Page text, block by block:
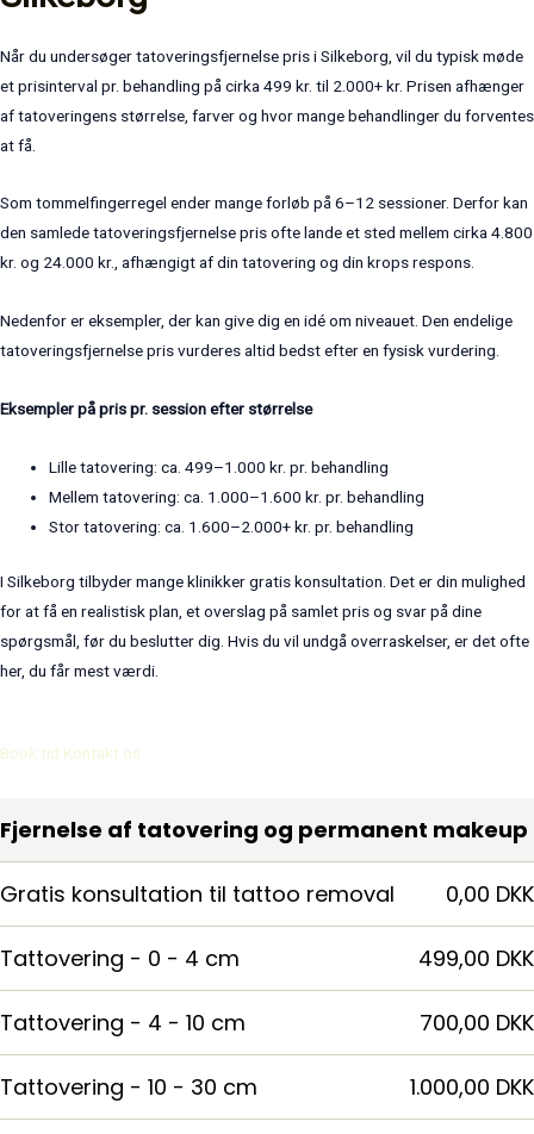
Når du undersøger tatoveringsfjernelse pris i Silkeborg, vil du typisk møde
et prisinterval pr. behandling på cirka 499 kr. til 2.000+ kr. Prisen afhænger
af tatoveringens størrelse, farver og hvor mange behandlinger du forventes
at få.
Som tommelfingerregel ender mange forløb på 6–12 sessioner. Derfor kan
den samlede tatoveringsfjernelse pris ofte lande et sted mellem cirka 4.800
kr. og 24.000 kr., afhængigt af din tatovering og din krops respons.
Nedenfor er eksempler, der kan give dig en idé om niveauet. Den endelige
tatoveringsfjernelse pris vurderes altid bedst efter en fysisk vurdering.
Eksempler på pris pr. session efter størrelse
Lille tatovering: ca. 499–1.000 kr. pr. behandling
Mellem tatovering: ca. 1.000–1.600 kr. pr. behandling
Stor tatovering: ca. 1.600–2.000+ kr. pr. behandling
I Silkeborg tilbyder mange klinikker gratis konsultation. Det er din mulighed
for at få en realistisk plan, et overslag på samlet pris og svar på dine
spørgsmål, før du beslutter dig. Hvis du vil undgå overraskelser, er det ofte
her, du får mest værdi.
Book tid Kontakt os
Fjernelse af tatovering og permanent makeup
Gratis konsultation til tattoo removal 0,00 DKK
Tattovering - 0 - 4 cm 499,00 DKK
Tattovering - 4 - 10 cm 700,00 DKK
Tattovering - 10 - 30 cm 1.000,00 DKK